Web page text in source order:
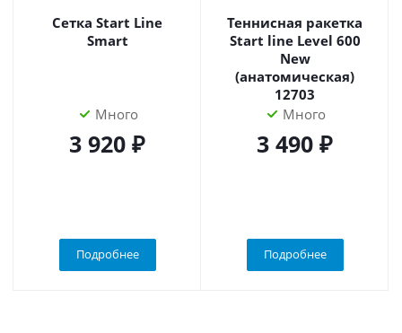
Сетка Start Line
Smart
Много
3 920 ₽
Подробнее
Теннисная ракетка
Start line Level 600
New
(анатомическая)
12703
Много
3 490 ₽
Подробнее